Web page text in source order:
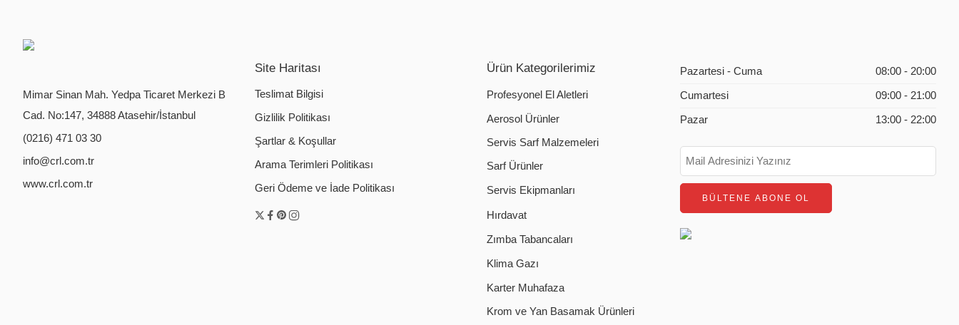
Mimar Sinan Mah. Yedpa Ticaret Merkezi B
Cad. No:147, 34888 Atasehir/İstanbul
(0216) 471 03 30
info@crl.com.tr
www.crl.com.tr
Site Haritası
Teslimat Bilgisi
Gizlilik Politikası
Şartlar & Koşullar
Arama Terimleri Politikası
Geri Ödeme ve İade Politikası
Ürün Kategorilerimiz
Profesyonel El Aletleri
Aerosol Ürünler
Servis Sarf Malzemeleri
Sarf Ürünler
Servis Ekipmanları
Hırdavat
Zımba Tabancaları
Klima Gazı
Karter Muhafaza
Krom ve Yan Basamak Ürünleri
Pazartesi - Cuma 08:00 - 20:00
Cumartesi 09:00 - 21:00
Pazar 13:00 - 22:00